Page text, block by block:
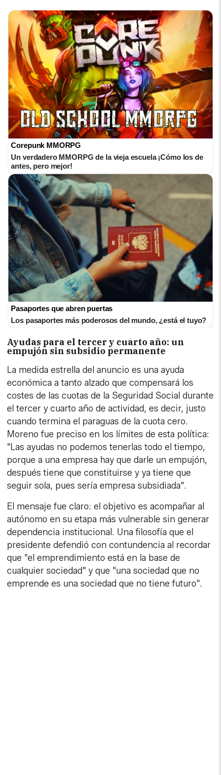
Corepunk MMORPG
Un verdadero MMORPG de la vieja escuela ¡Cómo los de
antes, pero mejor!
Pasaportes que abren puertas
Los pasaportes más poderosos del mundo, ¿está el tuyo?
Ayudas para el tercer y cuarto año: un
empujón sin subsidio permanente
La medida estrella del anuncio es una ayuda
económica a tanto alzado que compensará los
costes de las cuotas de la Seguridad Social durante
el tercer y cuarto año de actividad, es decir, justo
cuando termina el paraguas de la cuota cero.
Moreno fue preciso en los límites de esta política:
"Las ayudas no podemos tenerlas todo el tiempo,
porque a una empresa hay que darle un empujón,
después tiene que constituirse y ya tiene que
seguir sola, pues sería empresa subsidiada".
El mensaje fue claro: el objetivo es acompañar al
autónomo en su etapa más vulnerable sin generar
dependencia institucional. Una filosofía que el
presidente defendió con contundencia al recordar
que "el emprendimiento está en la base de
cualquier sociedad" y que "una sociedad que no
emprende es una sociedad que no tiene futuro".